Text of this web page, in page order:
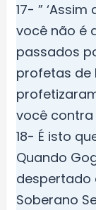
17- ”
você não é
passados
profetas de
você contra
18- É isto
Quando
despertado
Soberano